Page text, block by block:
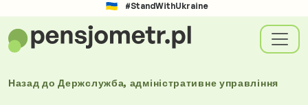
#StandWithUkraine
Назад доДержслужба, адміністративне управління